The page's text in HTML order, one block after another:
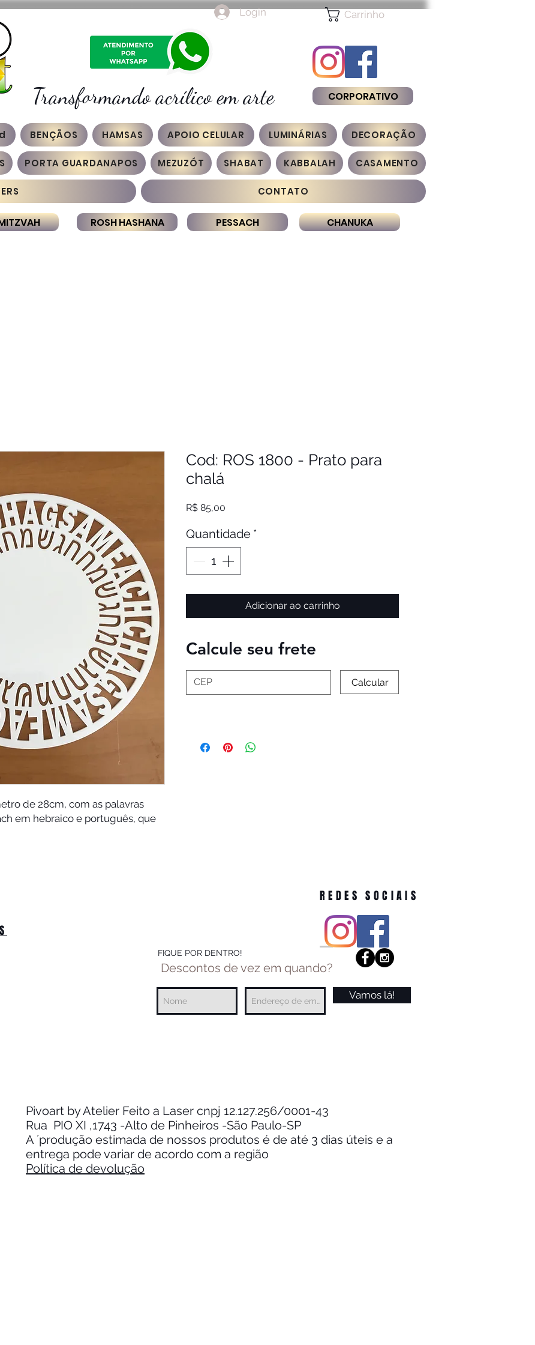
Login
Transformando acrílico em arte
Carrinho
CORPORATIVO
BENÇÃOS HAMSAS APOIO CELULAR LUMINÁRIAS DECORAÇÃO
PORTA GUARDANAPOS MEZUZÓT SHABAT KABBALAH CASAMENTO
CONTATO
ROSH HASHANA PESSACH CHANUKA
de 28cm, com as palavras
em hebraico e português, que
Cod: ROS 1800 - Prato para
chalá
R$ 85,00
Quantidade *
Adicionar ao carrinho
Calcule seu frete
Calcular
REDES SOCIAIS
FIQUE POR DENTRO!
Descontos de vez em quando?
Vamos lá!
Pivoart by Atelier Feito a Laser cnpj 12.127.256/0001-43
Rua PIO XI ,1743 -Alto de Pinheiros -São Paulo-SP
A ´produção estimada de nossos produtos é de até 3 dias úteis e a
entrega pode variar de acordo com a região
Política de devolução